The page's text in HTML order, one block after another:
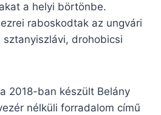
a helyi börtönbe.
raboskodtak az ungvári
drohobicsi
2018-ban készült Belány
nélküli forradalom című